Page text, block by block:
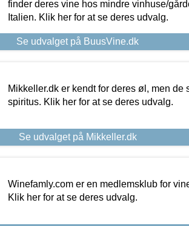
finder deres vine hos mindre vinhuse/
Italien. Klik her for at se deres udvalg.
Se udvalget på BuusVine.dk
Mikkeller.dk er kendt for deres øl, men
spiritus. Klik her for at se deres udvalg.
Se udvalget på Mikkeller.dk
Winefamly.com er en medlemsklub for
Klik her for at se deres udvalg.